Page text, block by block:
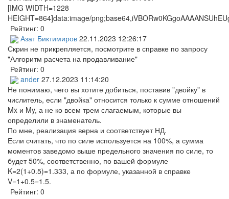
[IMG WIDTH=1228 HEIGHT=864]data:image/png;base64,iVBORw0KGgoAAAANSUhEUgAABMwAAANgCAYAAADQzfR4AAAgAElEQVR4Aez9P6vk5v0//p/7sPdgi5SuNo0bF3YZjEs3cbMQOLkDsRvzw8Tp1rgzh1/zKVzauFpjF8aQYouAE0gIIfYWAYMD4Q2GrbyVvlzSvKSXNNKMZs78n8cH/BmNdOn687h0TlbP9yWdm//3//5fdXt7W/l/BAgQIECAAAECBAgQIECAAAECBAhU1Y3AzGVAgAABAgQIECBAgAABAgQIECBAoBMQmHUWtggQIECAAAECBAgQIECAAAECBAhYYeYaIECAAAECBAgQIECAAAECBAgQIJAFrDDLGrYJECBAgAABAgQIECBAgAABAgSuXkBgdvWXAAACBAgQIECAAAECBAgQIECAAIEsIDDLGrYJECBAgAABAgQIECBAgAABAgSuXkBgdvWXAAACBAgQIECAAAECBAgQIECAAIEsIDDLGrYJECBAgAABAgQIECBAgAABAgSuXkBgdvWXAAACBAgQIECAAAECBAgQIECAAIEsIDDLGrYJECBAgAABAgQIECBAgAABAgSuXkBgdvWXAAACBAgQIECAAAECBAgQIECAAIEsIDDLGrYJECBAgAABAgQIECBAgAABAgSuXkBgdvWXAAACBAgQIECAAAECBAgQIECAAIEsIDDLGrYJECBAgAABAgQIECBAgAABAgSuXuBegdn3Tx5VNzc3o/89evL91ePuCuDp46Hxo2qU9+nj0bnoz9Hj6umKjvXbGin7/ZPqUZ7zR0+qTWY6rpml62NOvbsqU31fPXmUTOeMYdj24zHFzeqdbTHa1tPqcZmHOHbM/s3xW3HNOUSAAAECBAgQIECAAAECBE5N4F6BWT9cSQHEIlCJe/lTG/TZ9GcYguSg6uamGvqum486OJsMNwZhT7SVG5kK5HKZSdxc/yDwm1PvrsoMw7KxcQ7HMNV2zzKPL/0sjNrksjMtem1VVVX3aXHuKfZvaOg7AQIECBAgQIAAAQIECBA4I4F7BGaLFS6rgpvRsOCMdI7Z1V5Y1l/p1QVjeX8Xwiyt3koh0fKxZpCx2unmZlFnG8JEG1397aqmpTLjYF3dESRFnaX8nHp3Vaaqur4s+tA6D4Krdiip7Qit2nF358yttyu3xmJFW61ZXeaQ/Ss53aLfK/vX4tkgQIAAAQIECBAgQIAAAQJnKbB9YLYiaGhvqlNg1u6LFT1xw92ypRv/usx4qJKqbMOPHAINA4l8rDQVx8v+rk8RfOQ+xL62g72NqKf/uGOEIP1zl8vmsfWqbb+0fVtyqgexeCwytdPOx/LKs6qaDjebBrtxD73aDo1ttG1Oj6cdR8x7+cyTuGW91Yy2l8uMOcS+ZNnrUxzPrrEvzonvq8qksGnSYl49Ma6Gcc45c8rM6V93nXRTGHWHRQ/PFwIECBAgQIAAAQIECBAgcJYCWwdmXQg0CEva1TddeDAamvSCk7jpjsBpsIplNBwZ3rx334chVg6Bmr48qh7ld1iVvjx61H83V71v+v1ck2Oqw5DOZLpcV2bpymnH2xkulRnuaN1H6l11rNST2st2XSgybKz53o5tsuBiXhfH45rJ8zFW8/p6U7gz2fZymWi/XUVXN95deyuq6nVzWM/w+0KnecdYuwJzO4uxuhufkXle9HJ4zvD7ffoXcxNz2NY9Fuz21HwhQIAAAQIECBAgQIAAAQLnI7B1YBY3zjlg6W3HDXQbxnQrUIY32W1dU+dE4BPHa98IOprgoK3zpmtnqd600uom6mr7l1Y+jbaXJzXa7tpqurR46X4kL1FPG5qUUnHuTRWhQ665V088HrlUYHnH8li7Mq1NjLk7VG+1x+uwL4eWg/HFeWlca1eLxTnto5cTdZZyc+q9R5nWKOantNnO/4p+tWPI5bv527zeCHfXtNn2rWsrrp/Ja2fknN32r7t+u5/36fAu09kmQIAAAQIECBAgQIAAAQLnIrBlYDZ209wFLZM38wuVNqCpg4uurpxjZMC2fA6QIjipQ6AIIFLoVSqIMnFeGyakG/xhmXzedIcWq9FSPXVzjUEz/ok+1ZnL4q+LTtTfjnci4Mo2zXbX1rL9qmOLs9NfO226tPqctn9rVuH1+xnz3DfLZebUu32ZiTGNzX/uVN5ur598nW1T73qLLsjLbcUjxRNB29771421C8v6/ctctgkQIECAAAECBAgQIECAwLkKbBeYtTfmEzfuQ402lOhCtXLDXYc7c+qaOL+tI63a6t3Ix4qpRfDUhi0pqIp9OWiKFTl5X29I0Z9UT/si9naFW4Qiy49VRv1Tq7OiT+0quF7jI19aw+W2YkVScel1N1XT9icFdO2+qZNWtpkqj80wS23Eod7nnHq3KjM+H2vHGZ1LbfbnbYt611lMtrUIrMbmZPKc3fWvtWrnsAvQxroUdD4JECBAgAABAgQIECBAgMC5CWwXmMUNf6zcmhx1d7PehU/dvvomu73Rn155VKpvQ6QIwRafzY36oM6J/sQNf3dzP3bDH/umw8CopxtTaTD6EOOI78OgqtvfPz91eqXvyPmryq86tmiyte1g2j+IMNnH9hHL4fjSONJmtDFdXxQO/1X1blOmc+uGObYv+pE+22t0bDXVWB1j+7r6Vlqsamsxl13/F3WuOqe9LrPnNv0bO6ebh/Xz2o3fFgECBAgQIECAAAECBAgQOHWBrQKzCIz6K21GhjoS1kRY0L54vb3Zj4CquzGfvgmPMhFOdTfubZ/aeiMoiDLRTunvsJ78jqqoeziusXrS459tmhHlyh8U6P54QGu3MmyMfvXP7fpbVup1/WvrTO1Er1vvkWNRpn10Ncq0dgur4feabvG+tnZFXVvbyEZn0fKUUnPq3VWZFPDFdbXKrRvE1FxEiW5s8+rtyvcs6upWt1X3N+Yomm+v4eG1EgW69u7Xv65vUU973axYvRi98EmAAAECBAgQIECAAAECBM5JYIvAbPkGfHLAbdjRfxSzfmwy3fi3wUVePZaOL9UfQVwuE/tyHWU7Uom2L13Q1AY2Y/XEecuNL/76YaonrYBrw4Ry3lSfZgQMbdA1HE/9PYd+q+Zj1bE8sC4M6T3S2hp09fSOx2O1parWN/ct2oj6+2bdY6zL10fnOKPtFIZN9m9yPlJ/R8Ywem0u5qTlGZ3nVG8w1J9TFumveo7M+eMnT+r35rVtLuo8if4NO9Ubry8ECBAgQIAAAQIECBAgQOD8BDYPzEZChVXD7gc/j6onT2JlUg5PBqFIDrBGKo86u1BlUajt2yKAyTfyEWqkfWP1RACxVHf0I+rp9bHrf6q+OWPYp1krsibGU4KUYQOp/uGhvCJt+VgMKD4jyGnslsffjTFCqV6doy6LulcdGwm7evXWVaxpe3aZ4aO9+RpMAWc7t32TGHfz2T83rqWxYyFcf05arG7r8eMyL/028/z2+7Zc9v79a0YRPx/R3vJ10hutLwQIECBAgAABAgQIECBA4CwFNg/MznKYOk2AAAECBAgQIECAAAECBAgQIEBgnoDAbJ6TUgQIECBAgAABAgQIECBAgAABAlciIDC7kok2TAIECBAgQIAAAQIECBAgQIAAgXkCArN5TkoRIECAAAECBAgQIECAAAECBAhciYDA7Eom2jAJECBAgAABAgQIECBAgAABAgTmCQjM5jkpRYAAAQIECBAgQIAAAQIECBAgcCUCArMrmWjDJECAAAECBAgQIECAAAECBAgQmCcgMJvnpBQBAgQIECBAgAABAgQIECBAgMCVCAjMrmSiDZMAAQIECBAgQIAAAQIECBAgQGCegMBsnpNSBAgQIECAAAECBAgQIECAAAECVyIgMLuSiTZMAgQIECBAgAABAgQIECBAgACBeQICs3lOShEgQIAAAQIECBAgQIAAAQIECFyJgMDsSibaMAkQIECAAAECBAgQIECAAAECBOYJCMzmOSlFgAABAgQIECBAgAABAgQIECBwJQICsyuZaMMkQIAAAQIECBAgQIAAAQIECBCYJyAwm+ekFAECBAgQIECAAAECBAgQIECAwJUICMyuZKINkwABAgQIECBAgAABAgQIECBAYJ6AwGyek1IECBAgQIAAAQIECBAgQIAAAQJXIiAwu5KJNkwCBAgQIECAAAECBAgQIECAAIF5AgKzeU5KESBAgAABAgQIECBAgAABAgQIXImAwOxKJtowCRAgQIAAAQIECBAgQIAAAQIE5gkIzOY5KUWAAAECBAgQIECAAAECBAgQIHAlAgKzK5lowyRAgAABAgQIECBAgAABAgQIEJgnIDCb56QUAQIECBAgQIAAAQIECBAgQIDAlQhsEZh9Xz15dFPd3Kz479GT6vt9AH7/pHq01O7j6uk+2lInAQIECBAgQIAAAQIECBAgQIDAVQpsH5g9Ho+pnj6+qW72EZg9fbyfeq9y2g2aAAECBAgQIECAAAECBAgQIEBgSuBMArOyqu1R9WQvy9amaOwnQIAAAQIECBAgQIAAAQIECBC4RoHDBGZldVh6lPLRSPJVr0xLZUr5rtzT6vHN4+rp4JHM7niaulVt1ec/qp487T/aOVpPqrJsDvvXW2A3q94yhvIY6/gjpFF/rjf2hd2qY1Gm1P//K6v8cuGqqr5/8qjZt0FfB1UMRerxjJeJsS4/tluXn9WHRXOr5rNq2un1YVG+3dc7P4eua/qYR9urI1+XXaHhXC1fvzdV26dyWurn2LnNfHbXSj1/+ecjV1Z7LluXOnKxrrfjW8M2xn4uhmW662yd54y5GutW2A9WrYZZHt+wb2P9b5pY19dSaqS/S/3LZebU2c17/Lz2+7iujtxedGZ532qH5fL9sY4dj7bic32ZYR/mXydNG8Pz+05NmbgGwrJ8Rrn6WL448u/AsbmN6yx+xnrnDse76vvwWDfnuco542u1V/0+XxQa1repd/w+CstwXEgv/rdr+XdMN6YZ4177e2rxuoeu0iDwSYAAAQIECBAgQOAoAvsPzFIw0Iyw+Yd19w/6xd7H3c1O3MC1/2hP/9Du/i09Us+6tsbqWTpneR6GN1/NzUkKX2bVu+jvaIixfGxtm203m3M7l7hB68KWqmpuROoyG/S1V2fbXmyMtBuHxm5I875ZfYhx5NBn4dR2bNiH7v16eaxRvJm3cBme23R+aW6Xro9hH5rzyny11+tirMPv0Y+Yj3Jz2u0r9czsU6/+8f5M1dVO0WBjadyLOerGsAhdb9J1P9KP6fEMxzaYq0F/4mvTr2xbjizG3Palqytu+OMz9z/qjPP7fR2Ob9jf7uxuK5fJ21FisG/ttTQoX1eT9+Xt8TbWz+O6OsaOR1vxubrMUh82uk6G81AnXfW7K4dzufJnrraOn/XS7/Q7cNGfdv7rssvXdfe/UcPxrvo+PNZdm9Heks/Iz1pI158rxzLitaF3hGXRv/j5mB5/07v+ONaNuzne1RkjHJ4X+30SIECAAAECBAgQOL7AngOz5mZheKPT/AM936Dkm5mC0vwjuj0vApbuX/SNXO9GZ0ZbEzcm9T/8BytYuqkpfcl97W7g2u7MqndxY/DkSfVo0Fbd/uPHacXWjDbbDi7q7b1SbrCv7t9iDJv0tVdn2+BiY9BG7/DYsbRvVh9mzOfYjW/PsdepcmdZPWrnMvWnVyzvn9OHcvKa63d2P3Pb0almX/uzELvjc2HZXouxf9hmu39sY6KN3o36RJm2uum+N30bHC91r5qrut7GdSlYXIw53pXY3LiX1S/dz2kdOJfVQoOftaa7g76MjmGqTFu4/T01Or66WK5jzrWUy0c7eV/enj6+dK2MzGP/esn15u1oY/i5qkxzbKkPbRVj5+Z9E+f3xlAq2/BnbvJnf5t5yf0tfcnf83Y5NLzO546vBRvUH//7E9f6RH3t6YP+1Pvzvm3GH5XnevL2yLh38nsq2vVJgAABAgQIECBA4DAC+w3Mpv6RvLR/zc3PUvnASf9InyqT9+ftqKJ81jdjcQOSD4xs12WbR1Pam85Z9UZfy1hzW/E9js9ssy02fl5eodYLBDfqa9vIyMZ4u03BsWNp35w+TJXp7U911jfQxTXv63e7CVZi1cl4uabMYn56baW6lvavuX57N9Sr5nukT0ttpX4sNuu5XgqGRupaPrXZM3X957bz9mg9Y+3lfXl7lUGuvDknVostfdY/gI19faz9gYyf6fJzGvO9XG8uXo725r43Z/ncvJ3HlLejTNo35dfbn8pHFb1+rDk+Zx579UUjud68HceHnyvK9MYzPK98Hzs37Zs1hlLPup+5xWP0i0nu/Q7MfZjqb29/6l89pFXf87GR63z2+Pp2G/8+b0/P/YmdaV9vnHE8QrlYAZvK94o8SiF1LjMy7vpHcizAzuelym0SIECAAAECBAgQOAGB4wRm+YalRij/aM4hUvOP6HaVwtQ/6hf11OXWlGnurfMKo6Q/dROzKNLcSMf7W7p3qbU33HXbuf+LE3v1djcGpb52bKVMHXZ0x8vZa9tsu98/r9td3hvXhAXlZqttb4O+LgUUvfBhot26A2PH0r45fZgzn/k6Ko71hKR2AmNRVxlPO2eLc5fHmMrM6kNppLSZ57/pQ2s+t5+5XK/vue44MPhMY8xj6sY7KJ+/1tdpXN/Ln3Uddf2r+jHi3htPOr5qrjbt16KNPObe9lKQWBpo+tIrt3h3Vec1VSYHcGlMvbHGINLxWddSKh9V9Oqd6tPimp0zj2vHPtXG1LjbjjYb971OZo2hNFX6ma/Hpt/dz1yd0Iz/Dhwx6OY9xtPU1+zP29F2+j0xMkf1eWPX+ezxRT8Wn/V5G/w+b08f9n3Q/w2uyzk/L5Pjjv4s2hvWtewfJ/gkQIAAAQIECBAgcDyB4wRmw3+k19+Xb8i6m5+xf/QP/q/gwzrDNO+vt/NN1qJQfTMysr8czueP1dmWGTm/V28aQ11nd/OzdFM2p83oS+9mrd2ZbihLu6lvswxSX1OVTYgXdY2XaYqPHUv75vRhzKBU3tsfdcaKhlIg9qWOx+biZnXJO463QeVijL22eoXqdyq1N3l1uTnX77p+jvR9qg+pO2WzXoEyO9BcOjmtFBkci69r+zHS995cxPF1BtFgFxp3vwfKsaae7vHL+J4DjK6O8a3oS//onOt7usxYnWnflF9vfyrfdi3vy9tRIO3r/b6J48PPVL49lPfl7bbA/NV3vfF053dbY/WnfbPGEL8HVv3MlRZLveVnOT6jF6m9qf729qfydRWrvsexiet87viiq+1nqXdkLL1+toXTRvQn7co/l1Pn9/aP1RE/n8P/PZgY96L5e/2eykOwTYAAAQIECBAgQOAAAvsNzBaPzfRveOu7+94Nen0T2lsJ0vwDvTuv/CM8rZIKmN7Nx4wyi5uArt6movof8b32o4Hoa74xi33pBn1Wvf2bjtLm4/I+szbkSMfrca1ps+1iOq/dVzYWHo8e9d/jtEVfu2pzW3m7K9FsjR1L+2b1YcZ8xo3f41hdVlpP7Qy7tTjWzP9Uubx/Th8WN46966epo7vOFnWu7WduOzo/rCv2p8/6eknXY31orK50Tm9zTtl1/RirI+9bbK81iI419mUlShtMlkOLa6d7N1lXrn2heJQZnhtVT14jI/1deo/fVJm8PxrK++ZcS7n8WB3bHI964nPbOvJ5eTvqjc/mWHftx/74HDs378vbcc7y5/r/zSjnLMyHvwN787/NvAz7mL8vtiev81x2eVzTe1aPZXvvbcYfvcxjWTfukf/drKvJdUS9PgkQIECAAAECBAichsCeA7OxfyQ3/0Bub27jpubJ90mkKdO7CVgKBeaXadtqb6Tj/yo+1r/UjbK5OKe7aV/0/yYFeLPqbc5r61mMpxtjOj6nzbab6bx2X7PRrIZJ/Uzj6VbojBmM1zm9umbQcO+GNI6lOmd5Tfernc9FO72xpLab/qbgsXcNpf5EF8tnXWbV9dGc1/Vh7IazKTOc26l+ds2P96nvXko3bTZ9yNtdTauDw1yu2V5uI1atdRbLZXLbY33P+5rt9QbRtyif5q/+cSzvTbpZPH67KLuY1+FjXt0cRZ3xmfsV+4ZzP16mb5DL5O2oc7Cvd/2VMs3xrp+D8nU1eV/eHm+j37+mTLOqJ+ZxXR1jx6dWE0Uf+p/LfdjkOhm2NTaGpr7u56uUafrd3xd1DX4Hpt8Rde3Dn/m18zI0yt+b7VXX+bLP8s9aX7T51pw3HEuMMea3lN3Mu/mdl4PpxRi6/7FKf5Am9azntm7cuU+pjuFc5EO2CRAgQIAAAQIECBxZYP+BWRng4Ia2u6mJf2Qvvzcpbn67ssv1dDeaSXGyrRR+1Su7ujbb+4JUTd6MG5WmT82NSe8mNAKulfU2Y+3aKt/zTU7/+No22w72z2t3l426X7mN2Ber26YMmjpjDrrPXNeKdkdvglL5WV6Lkayaz6Ub23JOaqe+ZLoxlnF019PUGPON47o+TNcRZk17i3Ld5C/1s2mp3/dF6/VH/3roAqNmf56XOCvXNXWzGmWbz6U22tWPXbmlMvWYFvUvlc99mGuwaCvmvbdyL4KFkTlqQ9jFfPesu/43W4u+LN5bFnNVPrvTpspk6+XxdeeXlvLxwbgWbXfX43zDdW0szVFvXkb61OvnpuMe2jbfl/pQd3rOGCfOb8cw1b/u57wzjd93ec5K/SMGcb0tzUtXPl8n49sl3F30rzdJy+0t+bTja8Y/+v+P/T5fFFyqb0Pv6f+NXj3+bpirx930bzgPXd1NPfN+T43a2EmAAAECBAgQIEBgDwJbBGa77MXyjURXe/OP597NT3dwu60IapYes9quuvasfdXbNrDlRunXIHBYXjG3Zd33Oe1UvTYe04Gv3437l04o5t3dbTpgk8A5CWz4Mzf2O3Afw60Dt/5qyJ03c6ix7LzjKiRAgAABAgQIECBwngICs13M24kGQOX/qr8UOJ5CX0+hD7uY97GVKm29ewh827q32Hj6ePla2KIapxA4rsBmgdno78B9DOAAgdnBxrIPH3USIECAAAECBAgQOEOBIwdmBxbbV1Czr3q35Vn0p3sxeqroFPp6Cn1IJNew+fTx2ONQ1zByY7xKgVW/A/cBss/A7NBj2YePOgkQIECAAAECBAicocB1BWZnOEG6TIAAAQIECBAgQIAAAQIECBAgcFgBgdlhvbVGgAABAgQIECBAgAABAgQIECBw4gICsxOfIN0jQIAAAQIECBAgQIAAAQIECBA4rIDA7LDeWiNAgAABAgQIECBAgAABAgQIEDhxAYHZiU+Q7hEgQIAAAQIECBAgQIAAAQIECBxWQGB2WG+tESBAgAABAgQIECBAgAABAgQInLiAwOzEJ0j3CBAgQIAAAQIECBAgQIAAAQIEDisgMDust9YIECBAgAABAgQIECBAgAABAgROXEBgduITpHsECBAgQIAAAQIECBAgQIAAAQKHFRCYHdZbawQIECBAgAABAgQIECBAgAABAicuIDA78QnSPQIECBAgQIAAAQIECBAgQIAAgcMKCMwO6601AgQIECBAgAABAgQIECBAgACBExcQmJ34BOkeAQIECBAgQIAAAQIECBAgQIDAYQUEZof11hoBAgQIECBAgAABAgQIECBAgMCJCwjMTnyCdI8AAQIECBAgQIAAAQIECBAgQOCwAgKzw3prjQABAgQIECBAgAABAgQIECBA4MQFBGYnPkG6R4AAAQIECBAgQIAAAQIECBAgcFgBgdlhvbVGgAABAgQIECBAgAABAgQIECBw4gICsxOfIN0jQIAAAQIECBAgQIAAAQIECBA4rIDA7LDeWiNAgAABAgQIECBAgAABAgQIEDhxAYHZiU+Q7hEgQIAAAQIECBAgQIAAAQIECBxWYOvA7OXLX6p33369ev3td6tfXr6se/3ixc/V7Ru31c8vXuxkFNHGzc1NNfbfgwevVM9//GknbW1aySn3bdOxKE+AAAECBAgQIECAAAECBAg
Рейтинг: 0
Азат Биктимиров 22.11.2023 12:26:17
Скрин не прикрепляется, посмотрите в справке по запросу
"Алгоритм расчета на продавливание"
Рейтинг: 0
ander 27.12.2023 11:14:20
Не понимаю, чего вы хотите добиться, поставив "двойку" в
числитель, если "двойка" относится только к сумме отношений
Mx и My, а не ко всем трем слагаемым, которые вы
определили в знаменатель.
По мне, реализация верна и соответствует НД.
Если считать, что по силе используется на 100%, а сумма
моментов заведомо выше предельного значения по силе, то
будет 50%, соответственно, по вашей формуле
K=2(1+0.5)=1.333, а по формуле, указанной в справке
V=1+0.5=1.5.
Рейтинг: 0